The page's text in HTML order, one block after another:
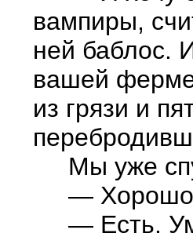
вампиры,
ней баблос.
вашей
из грязи и
Мы уже
— Хорошо, -
— Есть. Ум